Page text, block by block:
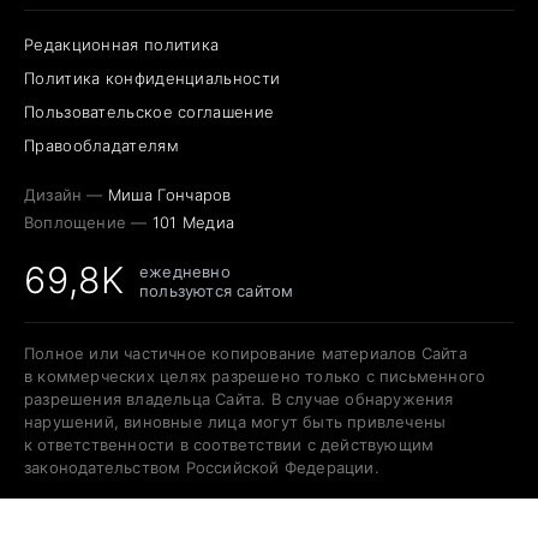
Редакционная политика
Политика конфиденциальности
Пользовательское соглашение
Правообладателям
Дизайн — Миша Гончаров
Воплощение — 101 Медиа
69,8K
ежедневно
пользуются сайтом
Полное или частичное копирование материалов Сайта
в коммерческих целях разрешено только с письменного
разрешения владельца Сайта. В случае обнаружения
нарушений, виновные лица могут быть привлечены
к ответственности в соответствии с действующим
законодательством Российской Федерации.